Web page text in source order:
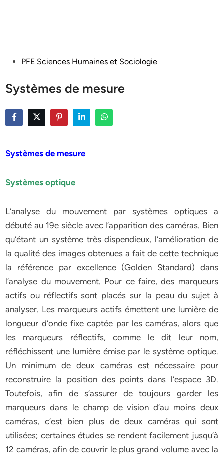
PostedPFE Sciences Humaines et Sociologie
Systèmes de mesure
Systèmes de mesure
Systèmes optique
L’analyse du mouvement par systèmes optiques a
débuté au 19e siècle avec l’apparition des caméras. Bien
qu’étant un système très dispendieux, l’amélioration de
la qualité des images obtenues a fait de cette technique
la référence par excellence (Golden Standard) dans
l’analyse du mouvement. Pour ce faire, des marqueurs
actifs ou réflectifs sont placés sur la peau du sujet à
analyser. Les marqueurs actifs émettent une lumière de
longueur d’onde fixe captée par les caméras, alors que
les marqueurs réflectifs, comme le dit leur nom,
réfléchissent une lumière émise par le système optique.
Un minimum de deux caméras est nécessaire pour
reconstruire la position des points dans l’espace 3D.
Toutefois, afin de s’assurer de toujours garder les
marqueurs dans le champ de vision d’au moins deux
caméras, c’est bien plus de deux caméras qui sont
utilisées; certaines études se rendent facilement jusqu’à
12 caméras, afin de couvrir le plus grand volume avec la